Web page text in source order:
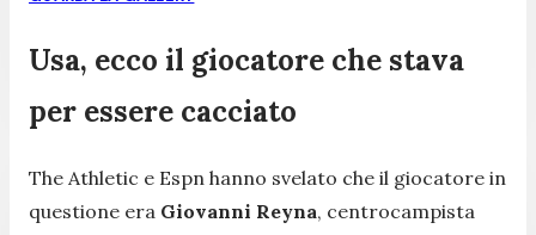
Usa, ecco il giocatore che stava
per essere cacciato
The Athletic e Espn hanno svelato che il giocatore in
questione era Giovanni Reyna, centrocampista